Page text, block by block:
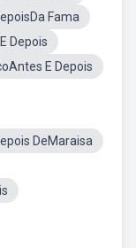
Fama
Depois
E Depois
DeMaraisa